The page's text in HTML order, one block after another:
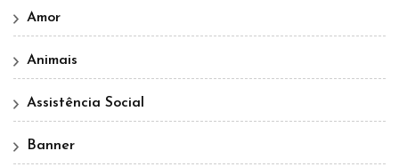
Amor
Animais
Assistência Social
Banner